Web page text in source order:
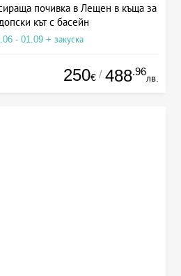
почивка в Лещен в къща за
кът с басейн
- 01.09 + закуска
250€ / 488.96
лв.